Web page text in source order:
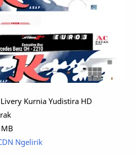
Kurnia Yudistira HD
Ngelirik